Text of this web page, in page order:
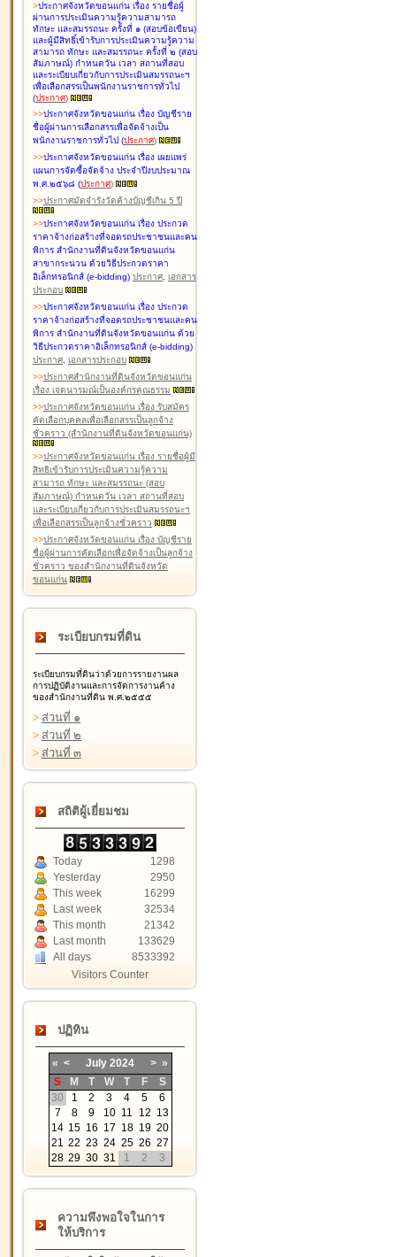
>ประกาศจังหวัดขอนแก่น เรื่อง รายชื่อผู้
ผ่านการประเมินความรู้ความสามารถ
ทักษะ และสมรรถนะ ครั้งที่ ๑ (สอบข้อเขียน)
และผู้มีสิทธิ์เข้ารับการประเมินความรู้ความ
สามารถ ทักษะ และสมรรถนะ ครั้งที่ ๒ (สอบ
สัมภาษณ์) กำหนดวัน เวลา สถานที่สอบ
และระเบียบเกี่ยวกับการประเมินสมรรถนะฯ
เพื่อเลือกสรรเป็นพนักงานราชการทั่วไป
(ประกาศ)
>>ประกาศจังหวัดขอนแก่น เรื่อง บัญชีราย
ชื่อผู้ผ่านการเลือกสรรเพื่อจัดจ้างเป็น
พนักงานราชการทั่วไป (ประกาศ)
>>ประกาศจังหวัดขอนแก่น เรื่อง เผยแพร่
แผนการจัดซื้อจัดจ้าง ประจำปีงบประมาณ
พ.ศ.๒๕๖๘ (ประกาศ)
>>ประกาศมัดจำรังวัดค้างบัญชีเกิน 5 ปี
>>ประกาศจังหวัดขอนแก่น เรื่อง ประกวด
ราคาจ้างก่อสร้างที่จอดรถประชาชนและคน
พิการ สำนักงานที่ดินจังหวัดขอนแก่น
สาขากระนวน ด้วยวิธีประกวดราคา
อิเล็กทรอนิกส์ (e-bidding) ประกาศ, เอกสาร
ประกอบ
>>ประกาศจังหวัดขอนแก่น เรื่อง ประกวด
ราคาจ้างก่อสร้างที่จอดรถประชาชนและคน
พิการ สำนักงานที่ดินจังหวัดขอนแก่น ด้วย
วิธีประกวดราคาอิเล็กทรอนิกส์ (e-bidding)
ประกาศ, เอกสารประกอบ
>>ประกาศสำนักงานที่ดินจังหวัดขอนแก่น
เรื่อง เจตนารมณ์เป็นองค์กรคุณธรรม
>>ประกาศจังหวัดขอนแก่น เรื่อง รับสมัคร
คัดเลือกบุคคลเพื่อเลือกสรรเป็นลูกจ้าง
ชั่วคราว (สำนักงานที่ดินจังหวัดขอนแก่น)
>>ประกาศจังหวัดขอนแก่น เรื่อง รายชื่อผู้มี
สิทธิเข้ารับการประเมินความรู้ความ
สามารถ ทักษะ และสมรรถนะ (สอบ
สัมภาษณ์) กำหนดวัน เวลา สถานที่สอบ
และระเบียบเกี่ยวกับการประเมินสมรรถนะฯ
เพื่อเลือกสรรเป็นลูกจ้างชั่วคราว
>>ประกาศจังหวัดขอนแก่น เรื่อง บัญชีราย
ชื่อผู้ผ่านการคัดเลือกเพื่อจัดจ้างเป็นลูกจ้าง
ชั่วคราว ของสำนักงานที่ดินจังหวัด
ขอนแก่น
ระเบียบกรมที่ดิน
ระเบียบกรมที่ดินว่าด้วยการรายงานผล
การปฏิบัติงานและการจัดการงานค้าง
ของสำนักงานที่ดิน พ.ศ.๒๕๕๕
> ส่วนที่ ๑
> ส่วนที่ ๒
> ส่วนที่ ๓
สถิติผู้เยี่ยมชม
Today
1298
Yesterday
2950
This week
16299
Last week
32534
This month
21342
Last month
133629
All days
8533392
Visitors Counter
ปฏิทิน
« < July 2024 > »
S
M T W T F
S
30
1 2 3 4 5
6
7
8 9 10 11 12 13
14 15 16 17 18 19 20
21 22 23 24 25 26 27
28 29 30 31 1 2 3
ความพึงพอใจในการ
ให้บริการ